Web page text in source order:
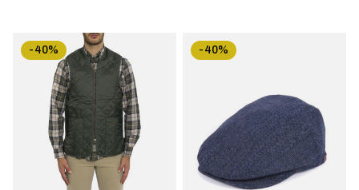
-40% -40%